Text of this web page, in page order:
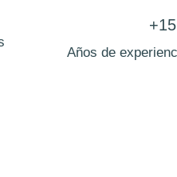
+15
Años de